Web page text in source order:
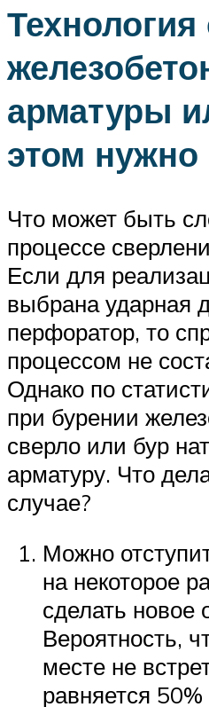
арматуры
этом нужно
Что может быть
процессе
Если для
выбрана ударная
перфоратор, то
процессом не
Однако по
при бурении
сверло или бур
арматуру. Что
случае?
Можно
на некоторое
сделать новое
Вероятность,
месте не
равняется 50%